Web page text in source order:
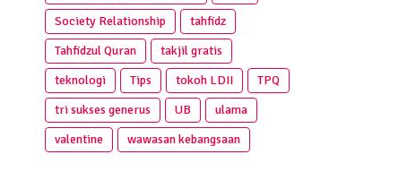
Society Relationship
tahfidz
Tahfidzul Quran
takjil gratis
teknologi
Tips tokoh LDII
TPQ
tri sukses generus
UB
ulama
valentine
wawasan kebangsaan